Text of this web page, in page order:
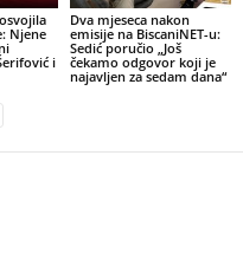
Njene
i
Dva mjeseca nakon
emisije na BiscaniNET-u:
Sedić poručio „Još
čekamo odgovor koji je
najavljen za sedam dana“